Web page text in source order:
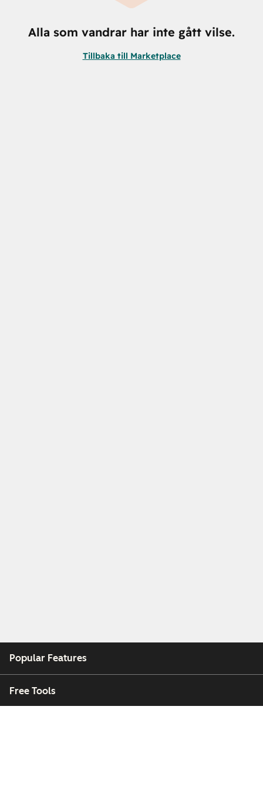
Alla som vandrar har inte gått vilse.
Tillbaka till Marketplace
Popular Features
Free Tools